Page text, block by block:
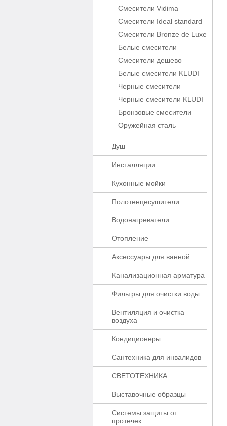
Смесители Vidima
Смесители Ideal standard
Смесители Bronze de Luxe
Белые смесители
Смесители дешево
Белые смесители KLUDI
Черные смесители
Черные смесители KLUDI
Бронзовые смесители
Оружейная сталь
Душ
Инсталляции
Кухонные мойки
Полотенцесушители
Водонагреватели
Отопление
Аксессуары для ванной
Kaнaлизaционнaя apматypa
Фильтры для очистки воды
Вентиляция и очистка
воздуха
Кондиционеры
Сантехника для инвалидов
СВЕТОТЕХНИКА
Выставочные образцы
Системы защиты от
протечек